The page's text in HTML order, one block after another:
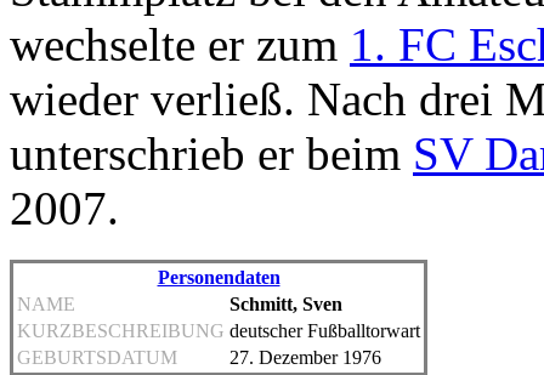
wechselte er zum 1. FC
wieder verließ. Nach drei
unterschrieb er beim SV
2007.
Personendaten
NAME
Schmitt, Sven
KURZBESCHREIBUNG deutscher Fußballtorwart
GEBURTSDATUM
27. Dezember 1976